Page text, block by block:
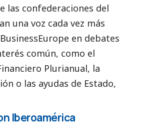
las confederaciones del
una voz cada vez más
en debates
común, como el
Plurianual, la
o las ayudas de Estado,
Iberoamérica